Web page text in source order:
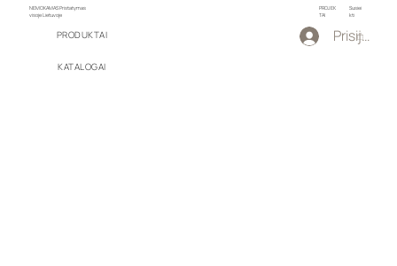
NEMOKAMAS Pristatymas
visoje Lietuvoje
PROJEK
TAI
Susiei
kti
PRODUKTAI
KATALOGAI
Prisijungti